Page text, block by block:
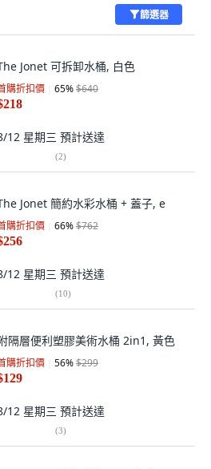
篩選器
Jonet 可拆卸水桶, 白色
購折扣價 65%$640
12 星期三 預計送達
(2)
Jonet 簡約水彩水桶 + 蓋子, e
購折扣價 66%$762
12 星期三 預計送達
(10)
隔層便利塑膠美術水桶 2in1, 黃色
購折扣價 56%$299
12 星期三 預計送達
(3)